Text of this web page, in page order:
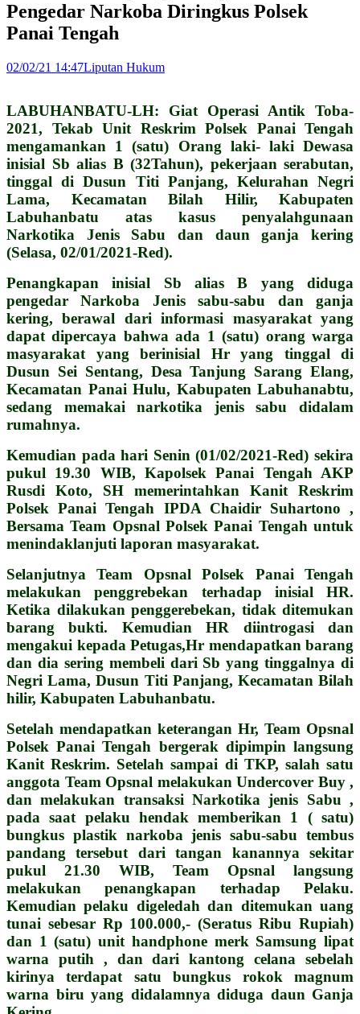
Pengedar Narkoba Diringkus Polsek
Panai Tengah
02/02/21 14:47Liputan Hukum
LABUHANBATU-LH: Giat Operasi Antik Toba-
2021, Tekab Unit Reskrim Polsek Panai Tengah
mengamankan 1 (satu) Orang laki- laki Dewasa
inisial Sb alias B (32Tahun), pekerjaan serabutan,
tinggal di Dusun Titi Panjang, Kelurahan Negri
Lama, Kecamatan Bilah Hilir, Kabupaten
Labuhanbatu atas kasus penyalahgunaan
Narkotika Jenis Sabu dan daun ganja kering
(Selasa, 02/01/2021-Red).
Penangkapan inisial Sb alias B yang diduga
pengedar Narkoba Jenis sabu-sabu dan ganja
kering, berawal dari informasi masyarakat yang
dapat dipercaya bahwa ada 1 (satu) orang warga
masyarakat yang berinisial Hr yang tinggal di
Dusun Sei Sentang, Desa Tanjung Sarang Elang,
Kecamatan Panai Hulu, Kabupaten Labuhanabtu,
sedang memakai narkotika jenis sabu didalam
rumahnya.
Kemudian pada hari Senin (01/02/2021-Red) sekira
pukul 19.30 WIB, Kapolsek Panai Tengah AKP
Rusdi Koto, SH memerintahkan Kanit Reskrim
Polsek Panai Tengah IPDA Chaidir Suhartono ,
Bersama Team Opsnal Polsek Panai Tengah untuk
menindaklanjuti laporan masyarakat.
Selanjutnya Team Opsnal Polsek Panai Tengah
melakukan penggrebekan terhadap inisial HR.
Ketika dilakukan penggerebekan, tidak ditemukan
barang bukti. Kemudian HR diintrogasi dan
mengakui kepada Petugas,Hr mendapatkan barang
dan dia sering membeli dari Sb yang tinggalnya di
Negri Lama, Dusun Titi Panjang, Kecamatan Bilah
hilir, Kabupaten Labuhanbatu.
Setelah mendapatkan keterangan Hr, Team Opsnal
Polsek Panai Tengah bergerak dipimpin langsung
Kanit Reskrim. Setelah sampai di TKP, salah satu
anggota Team Opsnal melakukan Undercover Buy ,
dan melakukan transaksi Narkotika jenis Sabu ,
pada saat pelaku hendak memberikan 1 ( satu)
bungkus plastik narkoba jenis sabu-sabu tembus
pandang tersebut dari tangan kanannya sekitar
pukul 21.30 WIB, Team Opsnal langsung
melakukan penangkapan terhadap Pelaku.
Kemudian pelaku digeledah dan ditemukan uang
tunai sebesar Rp 100.000,- (Seratus Ribu Rupiah)
dan 1 (satu) unit handphone merk Samsung lipat
warna putih , dan dari kantong celana sebelah
kirinya terdapat satu bungkus rokok magnum
warna biru yang didalamnya diduga daun Ganja